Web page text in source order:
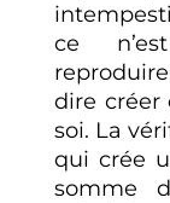
ce
dire créer
soi. La
qui crée
somme